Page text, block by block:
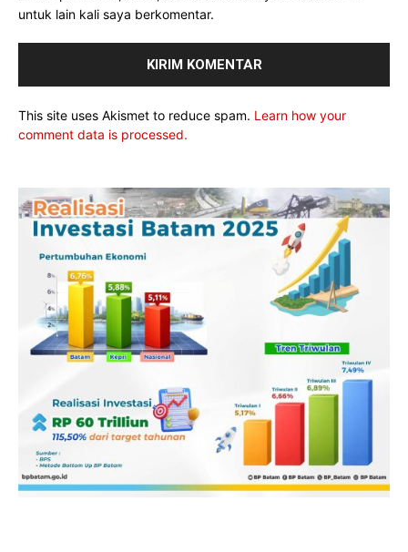
untuk lain kali saya berkomentar.
This site uses Akismet to reduce spam. Learn how your
comment data is processed.